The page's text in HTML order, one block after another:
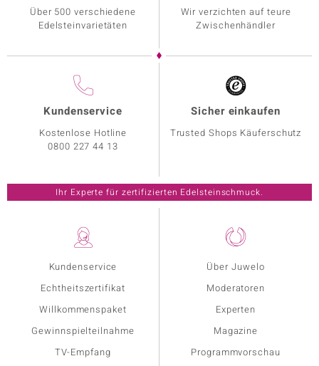
Kundenservice
Echtheitszertifikat
Willkommenspaket
Gewinnspielteilnahme
TV-Empfang
Über Juwelo
Moderatoren
Experten
Magazine
Programmvorschau
Über 500 verschiedene
Edelsteinvarietäten
Wir verzichten auf teure
Zwischenhändler
Kundenservice
Kostenlose Hotline
0800 227 44 13
Sicher einkaufen
Trusted Shops Käuferschutz
Ihr Experte für zertifizierten Edelsteinschmuck.